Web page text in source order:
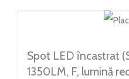
Spot LED încastrat
1350LM, F, lumină